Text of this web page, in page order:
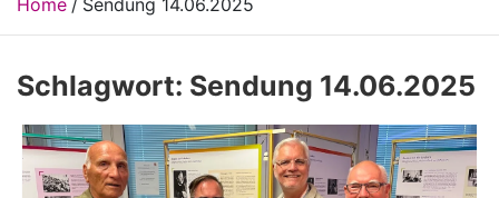
Home Sendung 14.06.2025
Schlagwort: Sendung 14.06.2025